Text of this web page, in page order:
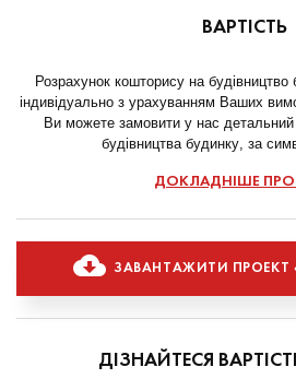
ВАРТІСТЬ
Розрахунок кошторису на будівництво
індивідуально з урахуванням Ваших
Ви можете замовити у нас
будівництва будинку, за
ДОКЛАДНІШЕ ПРО
ЗАВАНТАЖИТИ ПРОЕКТ
ДІЗНАЙТЕСЯ